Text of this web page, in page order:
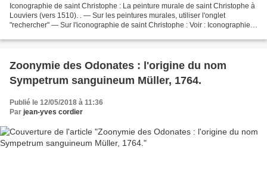
Iconographie de saint Christophe : La peinture murale de saint Christophe à
Louviers (vers 1510). . — Sur les peintures murales, utiliser l'onglet
"rechercher" — Sur l'iconographie de saint Christophe : Voir : Iconographie
Zoonymie des Odonates : l'origine du nom
Sympetrum sanguineum Müller, 1764.
Publié le 12/05/2018 à 11:36
Par jean-yves cordier